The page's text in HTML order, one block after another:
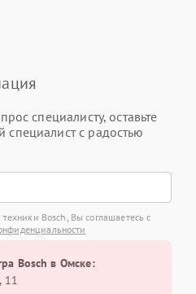
специалисту, оставьте
с радостью
Bosch, Вы соглашаетесь с
Bosch в Омске:
11